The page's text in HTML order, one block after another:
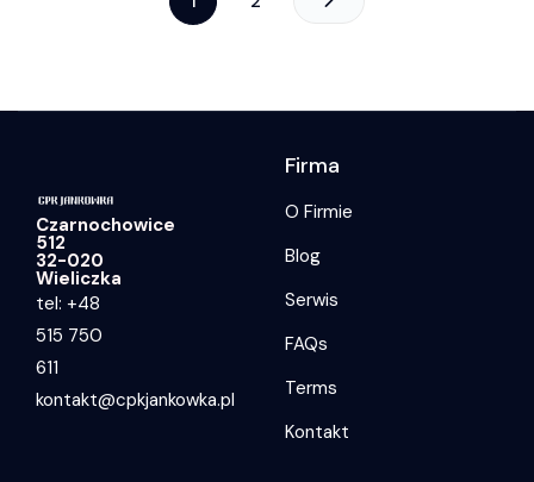
Czarnochowice
512
32-020
Wieliczka
tel: +48
515 750
611
kontakt@cpkjankowka.pl
Firma
O Firmie
Blog
Serwis
FAQs
Terms
Kontakt